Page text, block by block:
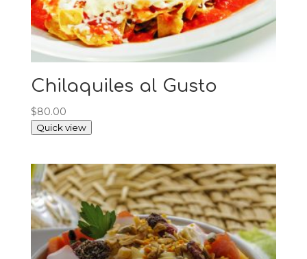
Chilaquiles al Gusto
$80.00
Quick view